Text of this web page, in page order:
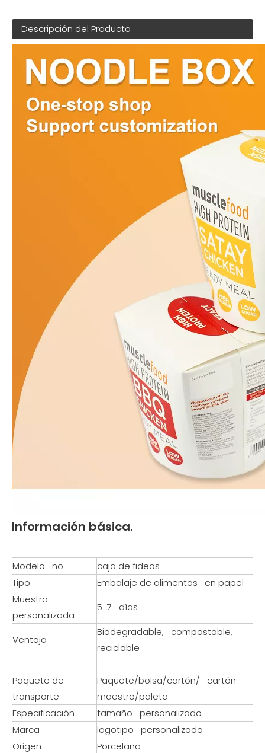
Descripción del Producto
Información básica.
Modelo no.
caja de fideos
Tipo
Embalaje de alimentos en papel
Muestra
personalizada
5-7 días
Ventaja
Biodegradable, compostable,
reciclable
Paquete de
transporte
Paquete/bolsa/cartón/ cartón
maestro/paleta
Especificación
tamaño personalizado
Marca
logotipo personalizado
Origen
Porcelana